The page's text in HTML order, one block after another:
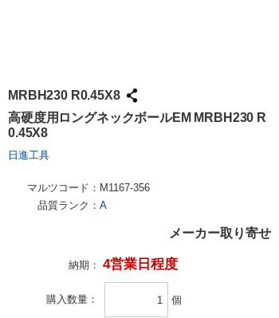
MRBH230 R0.45X8
高硬度用ロングネックボールEM MRBH230 R
0.45X8
日進工具
マルツコード： M1167-356
品質ランク： A
メーカー取り寄せ
納期： 4営業日程度
購入数量 個